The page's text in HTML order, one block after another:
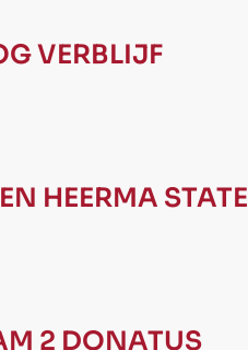
VERBLIJF
HEERMA STATE
2 DONATUS